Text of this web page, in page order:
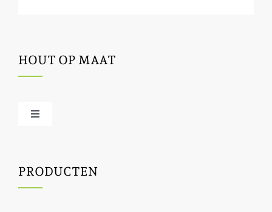
HOUT OP MAAT
Toggle
Houtbewerking
PRODUCTEN